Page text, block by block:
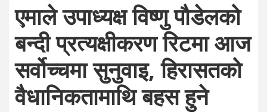
संघीय
प्रविधि
जीवनशैली
दर्शन
एमाले उपाध्यक्ष विष्णु पौडेलको
बन्दी प्रत्यक्षीकरण रिटमा आज
सर्वोच्चमा सुनुवाइ, हिरासतको
वैधानिकतामाथि बहस हुने